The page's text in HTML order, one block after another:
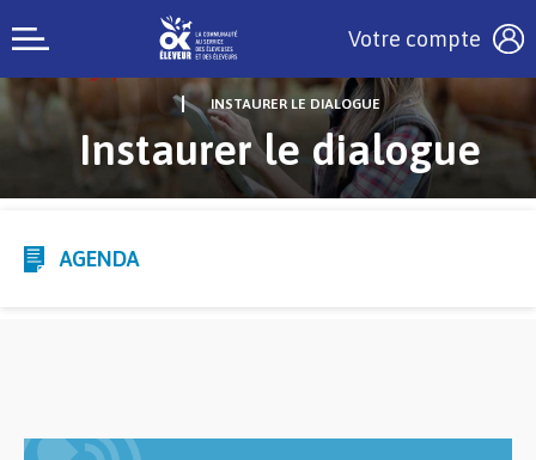
Votre compte
INSTAURER LE DIALOGUE
Instaurer le dialogue
AGENDA